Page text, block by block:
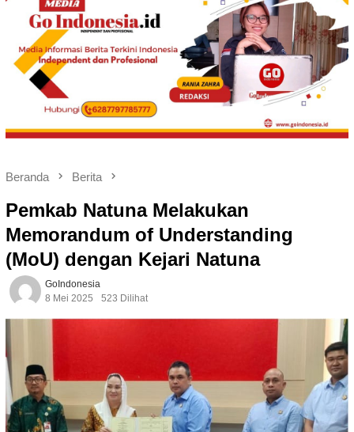
Beranda Berita
Pemkab Natuna Melakukan
Memorandum of Understanding
(MoU) dengan Kejari Natuna
GoIndonesia
8 Mei 2025
523 Dilihat